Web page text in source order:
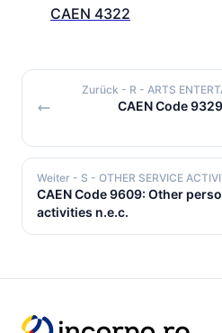
CAEN 4322
Zurück - R - ARTS
CAEN Code
Weiter - S - OTHER SERVICE
CAEN Code 9609: Other
activities n.e.c.